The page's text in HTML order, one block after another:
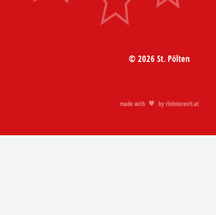
© 2026 St. Pölten
made with by rlebnisreich.at